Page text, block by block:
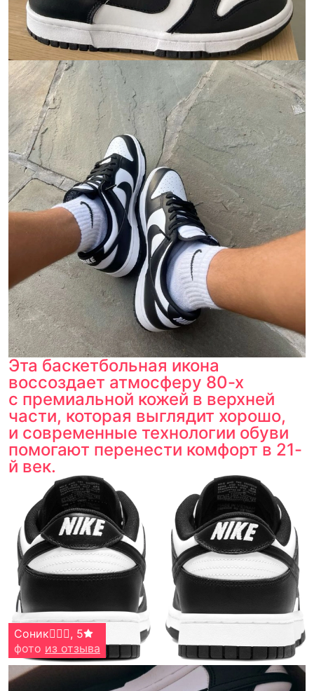
Эта баскетбольная икона
воссоздает атмосферу 80-х
с премиальной кожей в верхней
части, которая выглядит хорошо,
и современные технологии обуви
помогают перенести комфорт в 21-
й век.
Соник🧛🏼‍♀️, 5
фото из отзыва